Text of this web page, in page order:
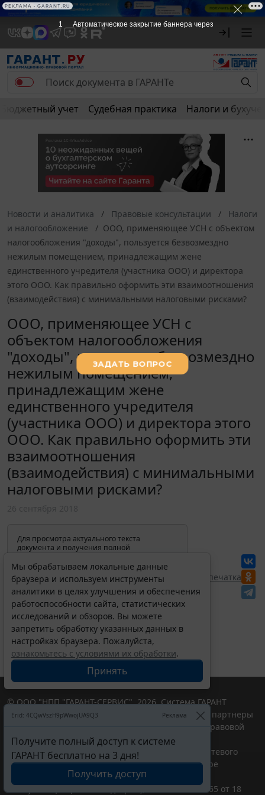
РЕКЛАМА
Бюджетный учет Судебная практика Налоги и
Новости и аналитика Правовые консультации
Налоги
и налогообложение
ООО, применяющее УСН с объектом
налогообложения "доходы", пользуется безвозмездно
нежилым помещением, принадлежащим жене
единственного учредителя (участника ООО) и директора
этого ООО. Как правильно оформить эти взаимоотношения
(взаимодействия) с минимальными налоговыми рисками?
ООО, применяющее УСН с
объектом налогообложения
"доходы", пользуется безвозмездно
нежилым помещением,
принадлежащим жене
единственного учредителя
(участника ООО) и директора этого
ООО. Как правильно оформить эти
взаимоотношения
(взаимодействия) с минимальными
налоговыми рисками?
Для просмотра актуального текста
документа и получения полной
изменениях и порядке применения
документа, воспользуйтесь поиском в
Интернет-версии системы ГАРАНТ:
Перепечатка
Мы обрабатываем локальные данные
браузера и используем инструменты
аналитики в целях улучшения и обеспечения
работоспособности сайта, статистических
исследований и обзоров. Вы можете
запретить обработку указанных данных в
настройках браузера. Пожалуйста,
ознакомьтесь с условиями их обработки.
Принять
Erid: 4CQwVszH9pWwojUA9Q3 Реклама
Получите полный доступ к системе
ГАРАНТ бесплатно на 3 дня!
Получить доступ
© ООО "НПП "ГАРАНТ-СЕРВИС", 2026. Система ГАРАНТ
выпускается с 1990 года. Компания "Гарант" и ее партнеры
являются участниками Российской ассоциации правовой
информации ГАРАНТ.
Портал ГАРАНТ.РУ зарегистрирован в качестве сетевого
издания Федеральной службой по надзору в сфере
связи,информационных технологий и массовых
коммуникаций (Роскомнадзором), Эл № ФС77-58365 от 18
1 Автоматическое закрытие баннера через
РЕКЛАМА • GARANT.RU